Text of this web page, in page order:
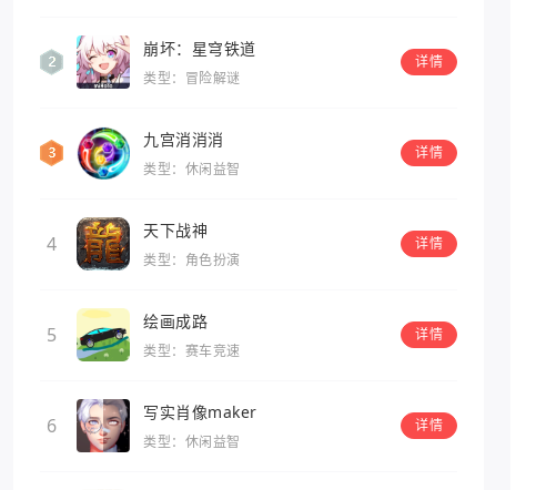
崩坏：星穹铁道
类型：冒险解谜
详情
九宫消消消
类型：休闲益智
详情
4
天下战神
类型：角色扮演
详情
5
绘画成路
类型：赛车竞速
详情
6
写实肖像maker
类型：休闲益智
详情